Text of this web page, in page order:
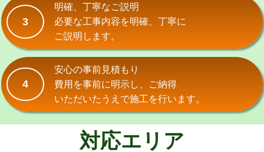
持込商品取付（浄水器・分岐水栓） 16,500円
給水管工事※（ホール加工)
給水管工事※（バンド止め)
給水管工事※（支持金具設置) 5,500円
給水管工事※（保温材使用（バンド止
め込み）)
5,500円
3
明確、丁寧なご説明
必要な工事内容を明確、丁寧に
ご説明します。
4
安心の事前見積もり
費用を事前に明示し、ご納得
いただいたうえで施工を行います。
対応エリア